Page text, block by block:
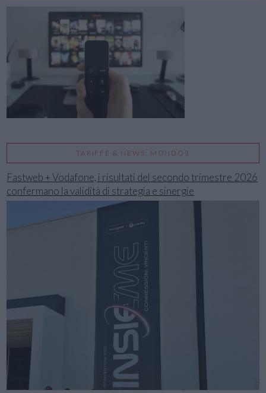
TARIFFE & NEWS: MONDO3
Fastweb + Vodafone, i risultati del secondo trimestre 2026
confermano la validità di strategia e sinergie